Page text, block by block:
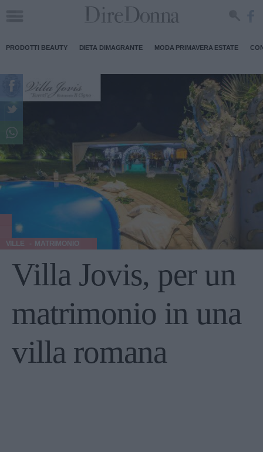
PRODOTTI BEAUTY DIETA DIMAGRANTE MODA PRIMAVERA ESTATE
VILLE MATRIMONIO
Villa Jovis, per un
matrimonio in una
villa romana